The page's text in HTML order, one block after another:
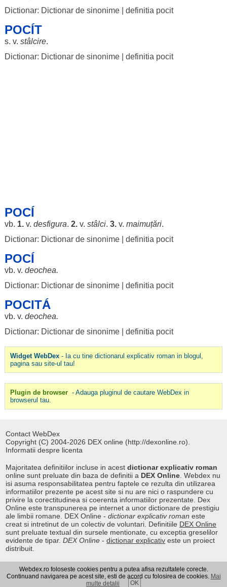
Dictionar: Dictionar de sinonime| definitia pocit
POCÍT
s. v. stâlcire.
Dictionar: Dictionar de sinonime| definitia pocit
POCÍ
vb. 1.v. desfigura. 2.v. stâlci. 3.v. maimuțări.
Dictionar: Dictionar de sinonime| definitia pocit
POCÍ
vb. v. deochea.
Dictionar: Dictionar de sinonime| definitia pocit
POCITÁ
vb. v. deochea.
Dictionar: Dictionar de sinonime| definitia pocit
Widget WebDex- Ia cu tine dictionarul explicativ roman in blogul,
pagina sau site-ul tau!
Plugin de browser - Adauga pluginul de cautare WebDex in
browserul tau.
Contact WebDex
Copyright (C) 2004-2026 DEX online (http://dexonline.ro).
Informatii despre licenta
Majoritatea definitiilor incluse in acestdictionar explicativ roman
online sunt preluate din baza de definitii a DEX Online . Webdex nu
isi asuma responsabilitatea pentru faptele ce rezulta din utilizarea
informatiilor prezente pe acest site si nu are nici o raspundere cu
privire la corectitudinea si coerenta informatiilor prezentate. Dex
Online este transpunerea pe internet a unor dictionare de prestigiu
ale limbii romane. DEX Online -dictionar explicativ roman este
creat si intretinut de un colectiv de voluntari. Definitiile DEX Online
sunt preluate textual din sursele mentionate, cu exceptia greselilor
evidente de tipar.DEX Online -dictionar explicativ este un proiect
distribuit.
Curs valutar|Kurs walut|Pret fier vechi
Webdex.ro foloseste cookies pentru a putea afisa rezultatele corecte.
Continuand navigarea pe acest site, esti de acord cu folosirea de cookies. Mai
multe detalii
OK